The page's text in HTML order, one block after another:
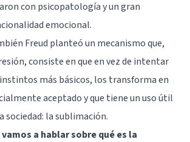
con psicopatología y un gran
emocional.
Freud planteó un mecanismo que,
consiste en que en vez de intentar
más básicos, los transforma en
aceptado y que tiene un uso útil
sociedad: la sublimación.
a hablar sobre qué es la